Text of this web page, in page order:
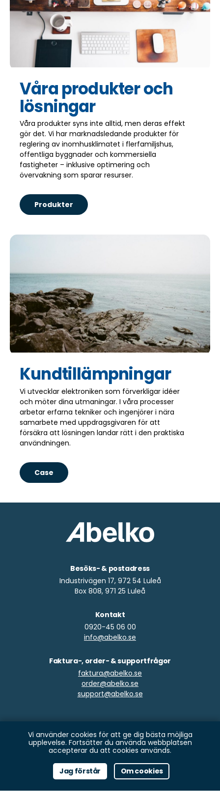
Våra produkter och
lösningar
Våra produkter syns inte alltid, men deras effekt
gör det. Vi har marknadsledande produkter för
reglering av inomhusklimatet i flerfamiljshus,
offentliga byggnader och kommersiella
fastigheter – inklusive optimering och
övervakning som sparar resurser.
Produkter
Kundtillämpningar
Vi utvecklar elektroniken som förverkligar idéer
och möter dina utmaningar. I våra processer
arbetar erfarna tekniker och ingenjörer i nära
samarbete med uppdragsgivaren för att
försäkra att lösningen landar rätt i den praktiska
användningen.
Case
Besöks- & postadress
Industrivägen 17, 972 54 Luleå
Box 808, 971 25 Luleå
Kontakt
0920-45 06 00
info@abelko.se
Faktura-, order- & supportfrågor
faktura@abelko.se
order@abelko.se
support@abelko.se
Copyright © Abelko Innovation 2026
Utvecklat och tillverkat i Luleå
Vi använder cookies för att ge dig bästa möjliga
upplevelse. Fortsätter du använda webbplatsen
accepterar du att cookies används.
Jag förstår Om cookies